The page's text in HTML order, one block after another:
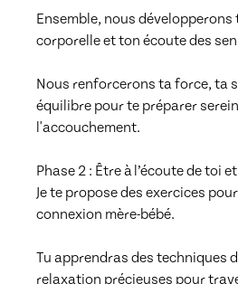
Ensemble, nous
corporelle et ton écoute des
Nous renforcerons ta force, ta
équilibre pour te préparer
l'accouchement.
Phase 2 : Être à l’écoute de toi
Je te propose des exercices
connexion mère-bébé.
Tu apprendras des techniques
relaxation précieuses pour